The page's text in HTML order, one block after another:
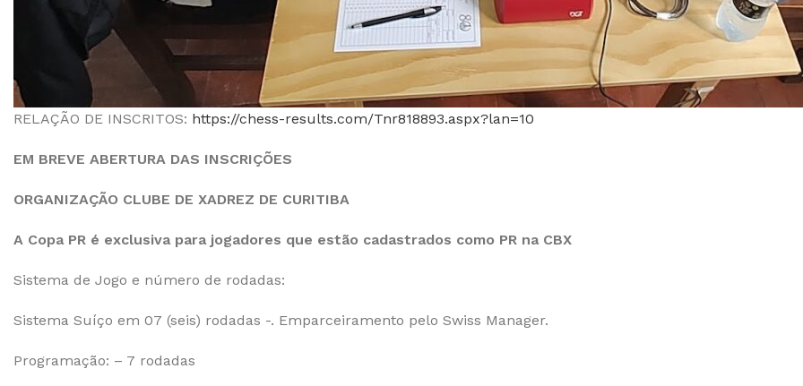
RELAÇÃO DE INSCRITOS: https://chess-results.com/Tnr818893.aspx?lan=10
EM BREVE ABERTURA DAS INSCRIÇÕES
ORGANIZAÇÃO CLUBE DE XADREZ DE CURITIBA
A Copa PR é exclusiva para jogadores que estão cadastrados como PR na CBX
Sistema de Jogo e número de rodadas:
Sistema Suíço em 07 (seis) rodadas -. Emparceiramento pelo Swiss Manager.
Programação: – 7 rodadas